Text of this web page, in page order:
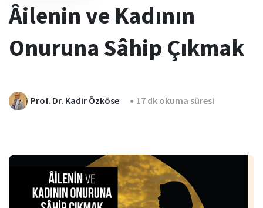
Âilenin ve Kadının
Onuruna Sâhip Çıkmak
Prof. Dr. Kadir Özköse 17 dk okuma süresi